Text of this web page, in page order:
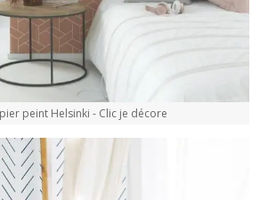
peint Helsinki - Clic je décore